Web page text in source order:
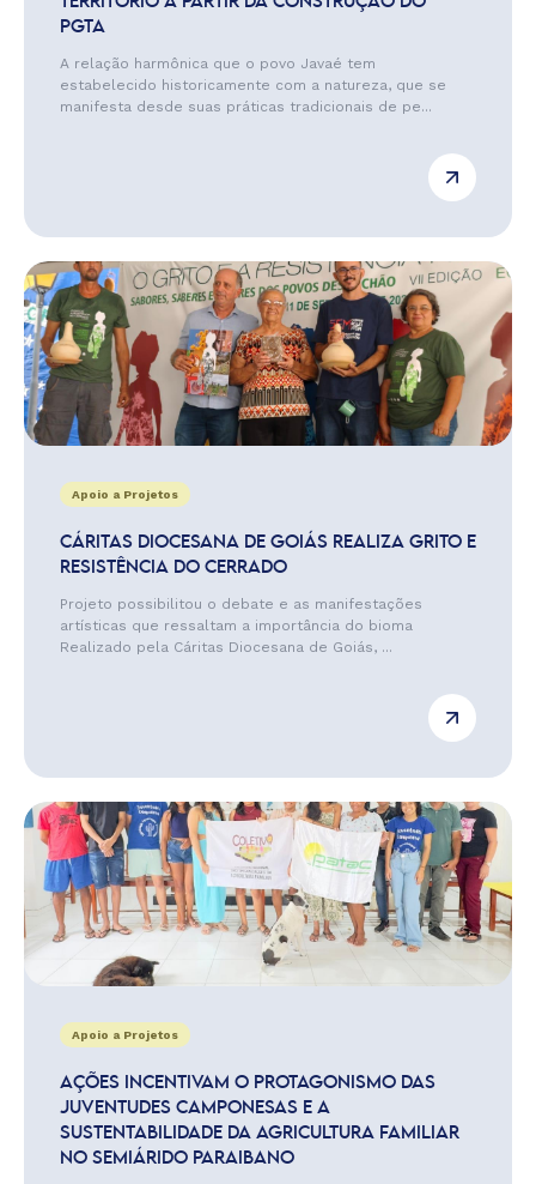
PGTA
A relação harmônica que o povo Javaé tem
estabelecido historicamente com a natureza, que se
manifesta desde suas práticas tradicionais de pe...
Apoio a Projetos
CÁRITAS DIOCESANA DE GOIÁS REALIZA GRITO E
RESISTÊNCIA DO CERRADO
Projeto possibilitou o debate e as manifestações
artísticas que ressaltam a importância do bioma
Realizado pela Cáritas Diocesana de Goiás, ...
Apoio a Projetos
AÇÕES INCENTIVAM O PROTAGONISMO DAS
JUVENTUDES CAMPONESAS E A
SUSTENTABILIDADE DA AGRICULTURA FAMILIAR
NO SEMIÁRIDO PARAIBANO